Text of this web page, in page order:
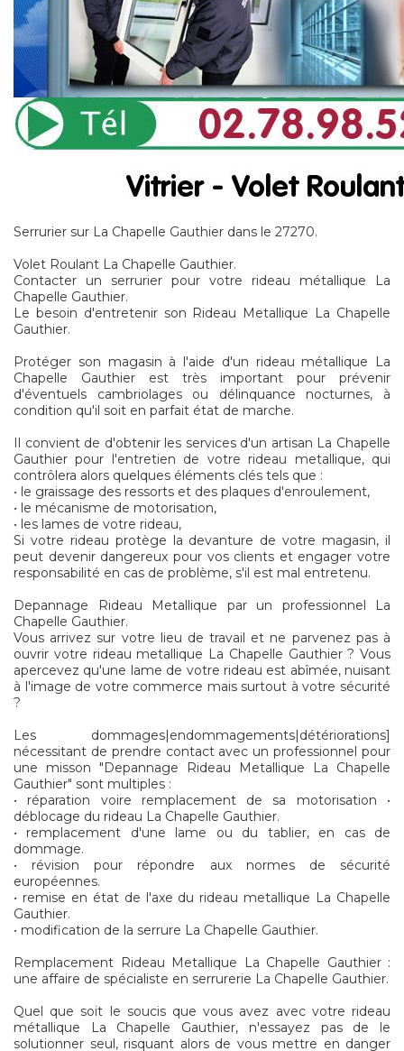
Serrurier sur La Chapelle Gauthier dans le 27270.
Volet Roulant La Chapelle Gauthier.
Contacter un serrurier pour votre rideau métallique La
Chapelle Gauthier.
Le besoin d'entretenir son Rideau Metallique La Chapelle
Gauthier.
Protéger son magasin à l'aide d'un rideau métallique La
Chapelle Gauthier est très important pour prévenir
d'éventuels cambriolages ou délinquance nocturnes, à
condition qu'il soit en parfait état de marche.
Il convient de d'obtenir les services d'un artisan La Chapelle
Gauthier pour l'entretien de votre rideau metallique, qui
contrôlera alors quelques éléments clés tels que :
• le graissage des ressorts et des plaques d'enroulement,
• le mécanisme de motorisation,
• les lames de votre rideau,
Si votre rideau protège la devanture de votre magasin, il
peut devenir dangereux pour vos clients et engager votre
responsabilité en cas de problème, s'il est mal entretenu.
Depannage Rideau Metallique par un professionnel La
Chapelle Gauthier.
Vous arrivez sur votre lieu de travail et ne parvenez pas à
ouvrir votre rideau metallique La Chapelle Gauthier ? Vous
apercevez qu'une lame de votre rideau est abîmée, nuisant
à l'image de votre commerce mais surtout à votre sécurité
?
Les dommages|endommagements|détériorations]
nécessitant de prendre contact avec un professionnel pour
une misson "Depannage Rideau Metallique La Chapelle
Gauthier" sont multiples :
• réparation voire remplacement de sa motorisation •
déblocage du rideau La Chapelle Gauthier.
• remplacement d'une lame ou du tablier, en cas de
dommage.
• révision pour répondre aux normes de sécurité
européennes.
• remise en état de l'axe du rideau metallique La Chapelle
Gauthier.
• modification de la serrure La Chapelle Gauthier.
Remplacement Rideau Metallique La Chapelle Gauthier :
une affaire de spécialiste en serrurerie La Chapelle Gauthier.
Quel que soit le soucis que vous avez avec votre rideau
métallique La Chapelle Gauthier, n'essayez pas de le
solutionner seul, risquant alors de vous mettre en danger